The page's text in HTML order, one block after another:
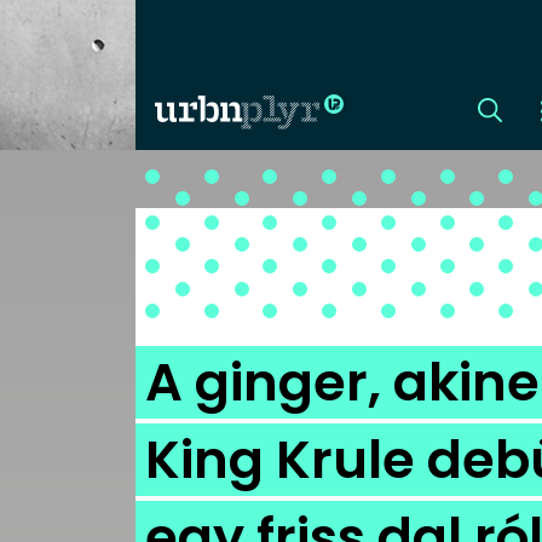
CÍMLAP
DIZÁJN
DIVAT
HIP
KULT
A ginger,
King Krule